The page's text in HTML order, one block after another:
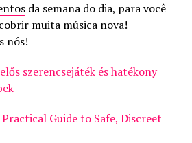
da semana do dia, para você
muita música nova!
nós!
szerencsejáték és hatékony
Guide to Safe, Discreet